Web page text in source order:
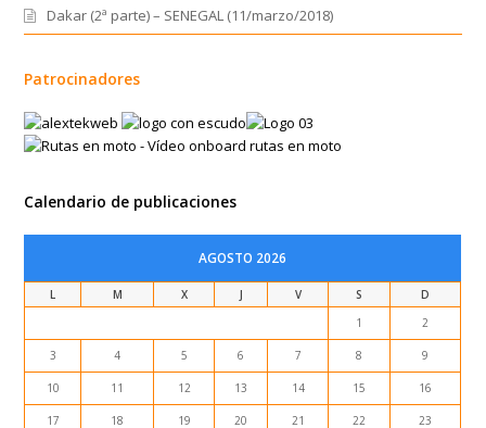
Dakar (2ª parte) – SENEGAL (11/marzo/2018)
Patrocinadores
Calendario de publicaciones
AGOSTO 2026
L M X J V S
D
1
2
3 4 5 6 7 8 9
10 11 12 13 14 15 16
17 18 19 20 21 22 23